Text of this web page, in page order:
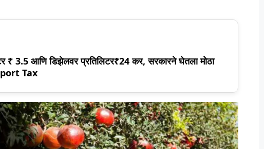
₹ 3.5 आणि डिझेलवर प्रतिलिटर₹24 कर, सरकारने घेतला मोठा
Tax